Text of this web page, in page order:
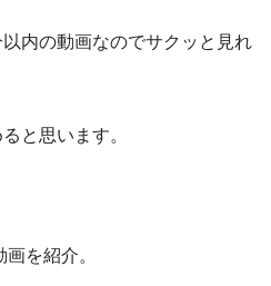
内の動画なのでサクッと見れ
と思います。
を紹介。